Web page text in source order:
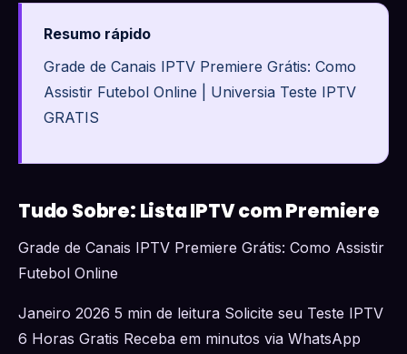
Resumo rápido
Grade de Canais IPTV Premiere Grátis: Como
Assistir Futebol Online | Universia Teste IPTV
GRATIS
Tudo Sobre: Lista IPTV com Premiere
Grade de Canais IPTV Premiere Grátis: Como Assistir
Futebol Online
Janeiro 2026 5 min de leitura Solicite seu Teste IPTV
6 Horas Gratis Receba em minutos via WhatsApp